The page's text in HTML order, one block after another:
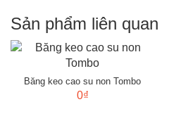
Sản phẩm liên quan
Băng keo cao su non Tombo
0₫